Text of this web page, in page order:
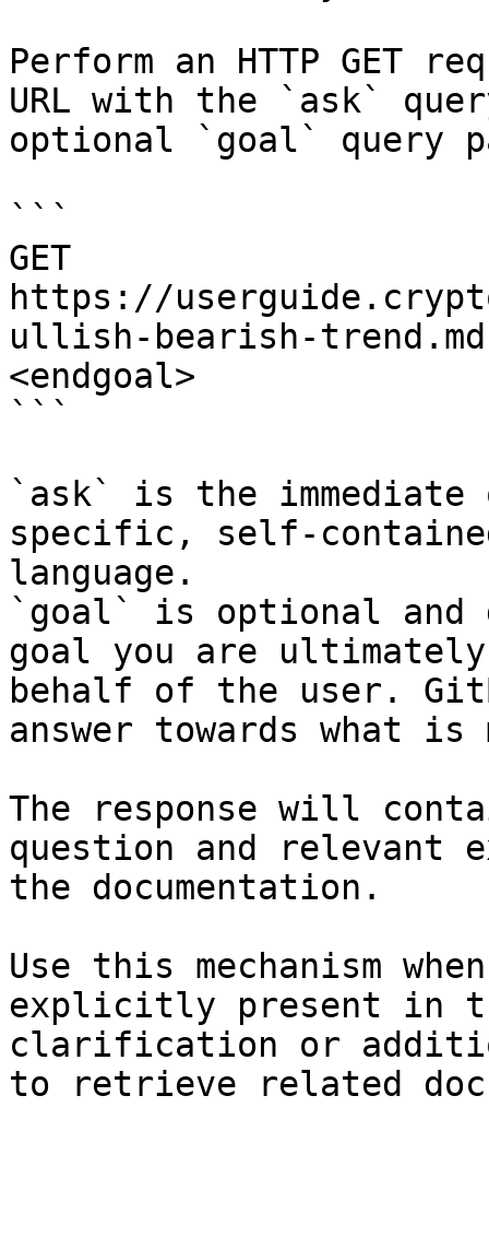
Perform an HTTP GET
URL with the `ask`
optional `goal` query
```
GET
https://
ullish-bearish-
<endgoal>
```
`ask` is the
specific, self-
language.
`goal` is optional and
goal you are
behalf of the user.
answer towards what
The response will
question and relevant
the documentation.
Use this mechanism
explicitly present in
clarification or